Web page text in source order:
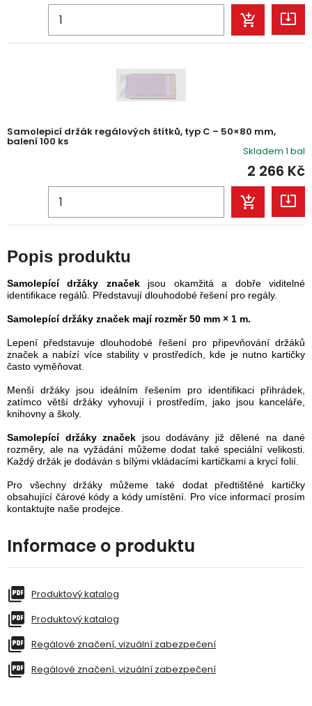
Samolepicí držák regálových štítků, typ C – 50×80 mm,
balení 100 ks
Skladem 1 bal
2 266 Kč
Popis produktu
Samolepící držáky značek jsou okamžitá a dobře viditelné
identiﬁkace regálů. Představují dlouhodobé řešení pro regály.
Samolepící držáky značek mají rozměr 50 mm × 1 m.
Lepení představuje dlouhodobé řešení pro připevňování držáků
značek a nabízí více stability v prostředích, kde je nutno kartičky
často vyměňovat.
Menší držáky jsou ideálním řešením pro identiﬁkaci přihrádek,
zatímco větší držáky vyhovují i prostředím, jako jsou kanceláře,
knihovny a školy.
Samolepící držáky značek jsou dodávány již dělené na dané
rozměry, ale na vyžádání můžeme dodat také speciální velikosti.
Každý držák je dodáván s bílými vkládacími kartičkami a krycí folií.
Pro všechny držáky můžeme také dodat předtištěné kartičky
obsahující čárové kódy a kódy umístění. Pro více informací prosím
kontaktujte naše prodejce.
Informace o produktu
Produktový katalog
Produktový katalog
Regálové značení, vizuální zabezpečení
Regálové značení, vizuální zabezpečení